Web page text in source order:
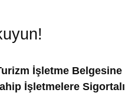
İşletme Belgesine
İşletmelere Sigortalı